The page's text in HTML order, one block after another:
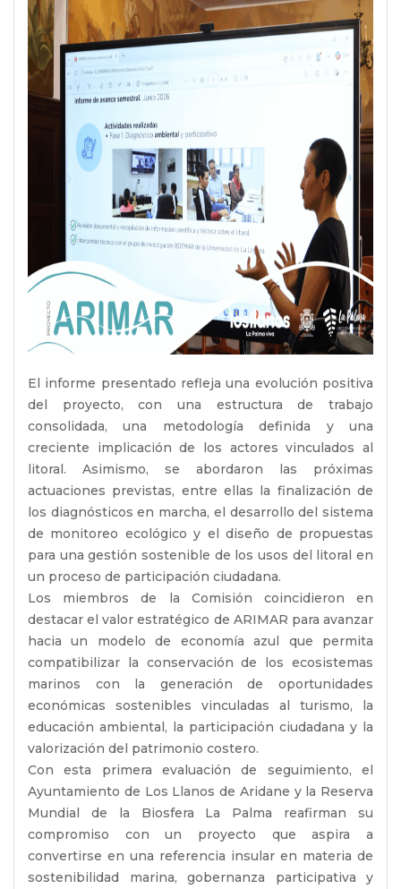
El informe presentado refleja una evolución positiva
del proyecto, con una estructura de trabajo
consolidada, una metodología definida y una
creciente implicación de los actores vinculados al
litoral. Asimismo, se abordaron las próximas
actuaciones previstas, entre ellas la finalización de
los diagnósticos en marcha, el desarrollo del sistema
de monitoreo ecológico y el diseño de propuestas
para una gestión sostenible de los usos del litoral en
un proceso de participación ciudadana.
Los miembros de la Comisión coincidieron en
destacar el valor estratégico de ARIMAR para avanzar
hacia un modelo de economía azul que permita
compatibilizar la conservación de los ecosistemas
marinos con la generación de oportunidades
económicas sostenibles vinculadas al turismo, la
educación ambiental, la participación ciudadana y la
valorización del patrimonio costero.
Con esta primera evaluación de seguimiento, el
Ayuntamiento de Los Llanos de Aridane y la Reserva
Mundial de la Biosfera La Palma reafirman su
compromiso con un proyecto que aspira a
convertirse en una referencia insular en materia de
sostenibilidad marina, gobernanza participativa y